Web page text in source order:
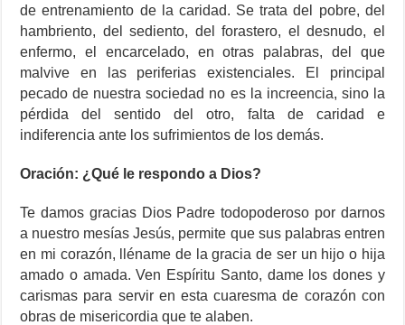
de entrenamiento de la caridad. Se trata del pobre, del
hambriento, del sediento, del forastero, el desnudo, el
enfermo, el encarcelado, en otras palabras, del que
malvive en las periferias existenciales. El principal
pecado de nuestra sociedad no es la increencia, sino la
pérdida del sentido del otro, falta de caridad e
indiferencia ante los sufrimientos de los demás.
Oración: ¿Qué le respondo a Dios?
Te damos gracias Dios Padre todopoderoso por darnos
a nuestro mesías Jesús, permite que sus palabras entren
en mi corazón, lléname de la gracia de ser un hijo o hija
amado o amada. Ven Espíritu Santo, dame los dones y
carismas para servir en esta cuaresma de corazón con
obras de misericordia que te alaben.